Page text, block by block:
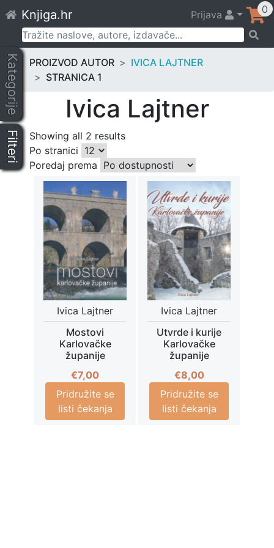
to
content
Knjiga.hr Prijava 0
Pretraži:
Kategorije
Filteri
PROIZVOD AUTOR
IVICA LAJTNER
STRANICA 1
Ivica Lajtner
Showing all 2 results
Po stranici
Poredaj prema
Ivica Lajtner
Mostovi
Karlovačke
županije
€7,00
Pridružite se
listi čekanja
Ivica Lajtner
Utvrde i kurije
Karlovačke
županije
€8,00
Pridružite se
listi čekanja